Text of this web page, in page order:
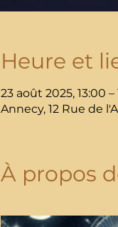
Heure et
23 août 2025, 13:00 –
Annecy, 12 Rue de
À propos